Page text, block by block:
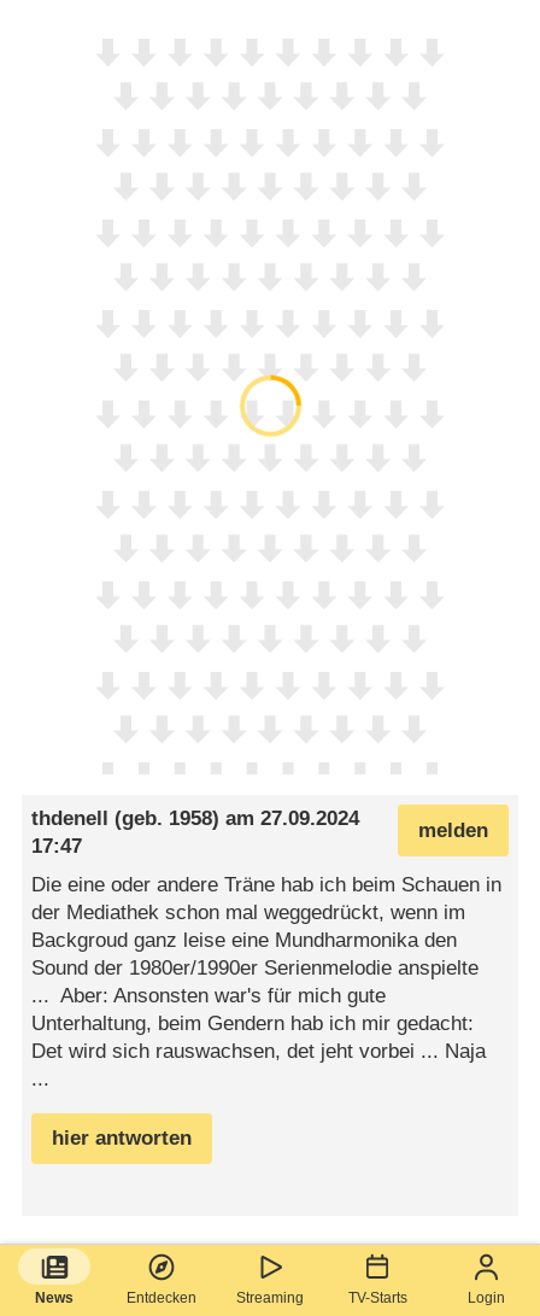
News Entdecken Streaming TV-Starts Login
melden
thdenell (geb. 1958) am27.09.2024
17:47
Die eine oder andere Träne hab ich beim Schauen in
der Mediathek schon mal weggedrückt, wenn im
Backgroud ganz leise eine Mundharmonika den
Sound der 1980er/1990er Serienmelodie anspielte
... Aber: Ansonsten war's für mich gute
Unterhaltung, beim Gendern hab ich mir gedacht:
Det wird sich rauswachsen, det jeht vorbei ... Naja
...
hier antworten
melden
User_458192am
27.09.2024 14:03
Ist aber auch ein ungerechter